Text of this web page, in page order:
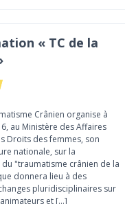
« TC de la
Crânien organise à
au Ministère des Affaires
Droits des femmes, son
nationale, sur la
"traumatisme crânien de la
donnera lieu à des
pluridisciplinaires sur
et […]